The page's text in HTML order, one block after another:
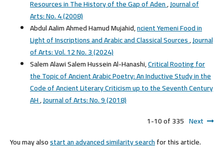
Resources in The History of the Gap of Aden,Journal of
Arts: No. 4 (2008)
Abdul Aalim Ahmed Hamud Mujahid,ncient Yemeni Food in
Light of Inscriptions and Arabic and Classical Sources,Journal
of Arts: Vol. 12 No. 3 (2024)
Salem Alawi Salem Hussein Al-Hanashi,Critical Rooting for
the Topic of Ancient Arabic Poetry: An Inductive Study in the
Code of Ancient Literary Criticism up to the Seventh Century
AH,Journal of Arts: No. 9 (2018)
1-10 of 335 Next
You may alsostart an advanced similarity searchfor this article.